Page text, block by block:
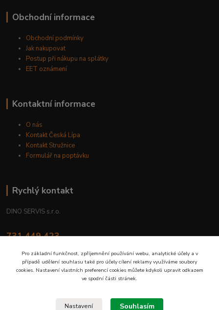
Obchodní informace
Obchodní podmínky
Jak nakupovat
Postup při nákupu na splátky
EET oznámení
Kontaktní informace
O nás
Kontakt Česká Lípa
Kontakt Stružnice
Formulář na poptávku
Rychlý kontakt
DINO SERVIS s.r.o.
731 449 423
prodejna@dinoservis.cz
Pro základní funkčnost, zpříjemnění používání webu, analytické účely a v
případě udělení souhlasu také pro účely cílení reklamy využíváme soubory
cookies. Nastavení vlastních preferencí cookies můžete kdykoli upravit odkazem
ve spodní části stránek.
Nastavení Souhlasím